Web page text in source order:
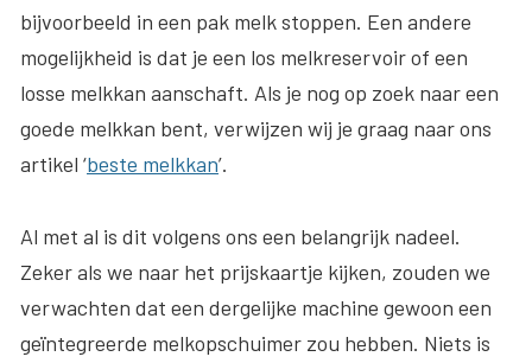
bijvoorbeeld in een pak melk stoppen. Een andere
mogelijkheid is dat je een los melkreservoir of een
losse melkkan aanschaft. Als je nog op zoek naar een
goede melkkan bent, verwijzen wij je graag naar ons
artikel ‘beste melkkan’.
Al met al is dit volgens ons een belangrijk nadeel.
Zeker als we naar het prijskaartje kijken, zouden we
verwachten dat een dergelijke machine gewoon een
geïntegreerde melkopschuimer zou hebben. Niets is